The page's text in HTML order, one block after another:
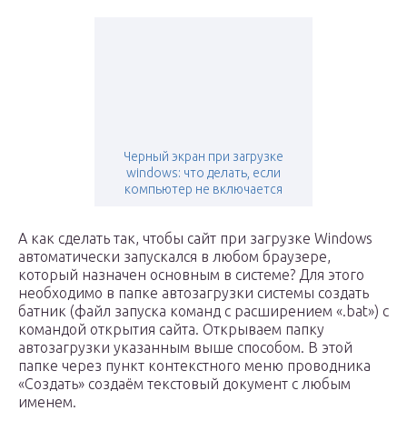
Черный экран при загрузке
windows: что делать, если
компьютер не включается
А как сделать так, чтобы сайт при загрузке Windows
автоматически запускался в любом браузере,
который назначен основным в системе? Для этого
необходимо в папке автозагрузки системы создать
батник (файл запуска команд с расширением «.bat») с
командой открытия сайта. Открываем папку
автозагрузки указанным выше способом. В этой
папке через пункт контекстного меню проводника
«Создать» создаём текстовый документ с любым
именем.